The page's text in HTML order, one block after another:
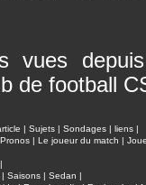
vues
de football
| Sujets | Sondages | liens |
Pronos | Le joueur du match |
|
| Saisons | Sedan |